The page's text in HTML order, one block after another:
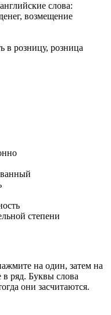
слова:
возмещение
в розницу, розница
степени
на один, затем на
ряд. Буквы слова
они засчитаются.